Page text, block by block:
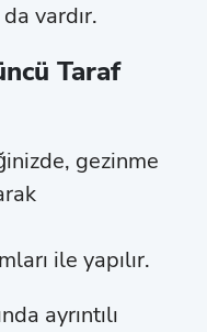
vardır.
Taraf
gezinme
ile yapılır.
ayrıntılı